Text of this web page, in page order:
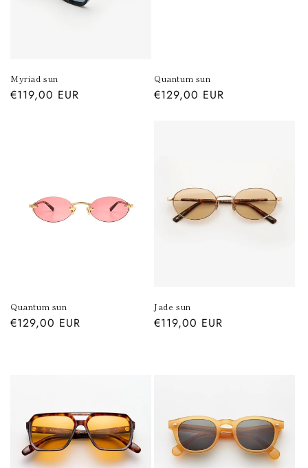
Myriad sun
Prezzo
€119,00 EUR
Quantum sun
Prezzo
€129,00 EUR
Quantum sun
Prezzo
€129,00 EUR
Jade sun
Prezzo
€119,00 EUR